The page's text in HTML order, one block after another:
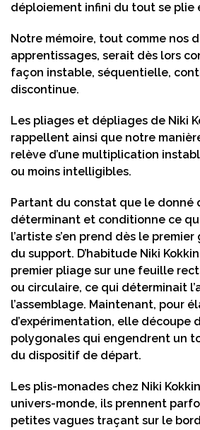
déploiement infini du tout se plie
Notre mémoire, tout comme nos
apprentissages, serait dès lors
façon instable, séquentielle,
discontinue.
Les pliages et dépliages de Niki
rappellent ainsi que notre
relève d’une multiplication
ou moins intelligibles.
Partant du constat que le donné
déterminant et conditionne ce
l’artiste s’en prend dès le
du support. D’habitude Niki
premier pliage sur une feuille
ou circulaire, ce qui déterminait
l’assemblage. Maintenant, pour
d’expérimentation, elle découpe
polygonales qui engendrent un
du dispositif de départ.
Les plis-monades chez Niki
univers-monde, ils prennent
petites vagues traçant sur le